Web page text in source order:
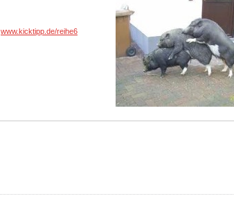
www.kicktipp.de/reihe6